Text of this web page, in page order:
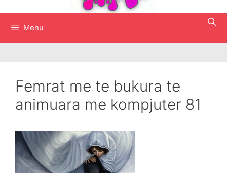
Menu
Femrat me te bukura te
animuara me kompjuter 81